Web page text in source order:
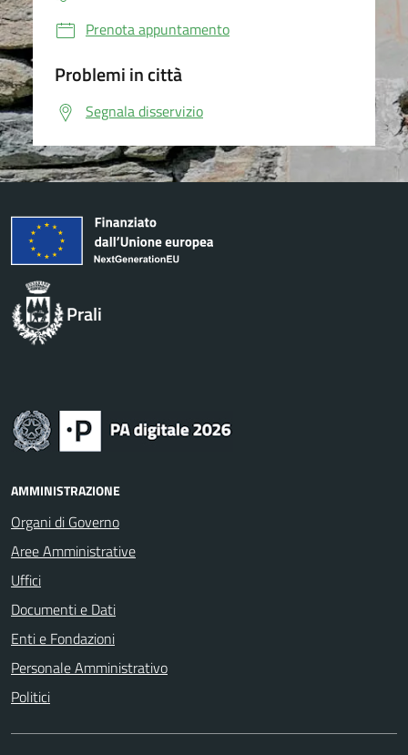
Prenota appuntamento
Problemi in città
Segnala disservizio
Prali
AMMINISTRAZIONE
Organi di Governo
Aree Amministrative
Uffici
Documenti e Dati
Enti e Fondazioni
Personale Amministrativo
Politici